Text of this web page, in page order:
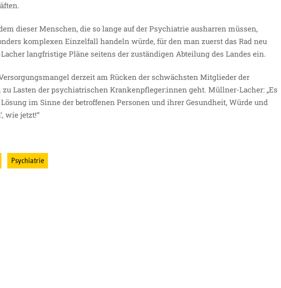
dieser Menschen, die so lange auf der Psychiatrie ausharren müssen,
komplexen Einzelfall handeln würde, für den man zuerst das Rad neu
langfristige Pläne seitens der zuständigen Abteilung des Landes ein.
derzeit am Rücken der schwächsten Mitglieder der
Lasten der psychiatrischen Krankenpfleger:innen geht. Müllner-Lacher: „Es
im Sinne der betroffenen Personen und ihrer Gesundheit, Würde und
wie jetzt!“
Psychiatrie